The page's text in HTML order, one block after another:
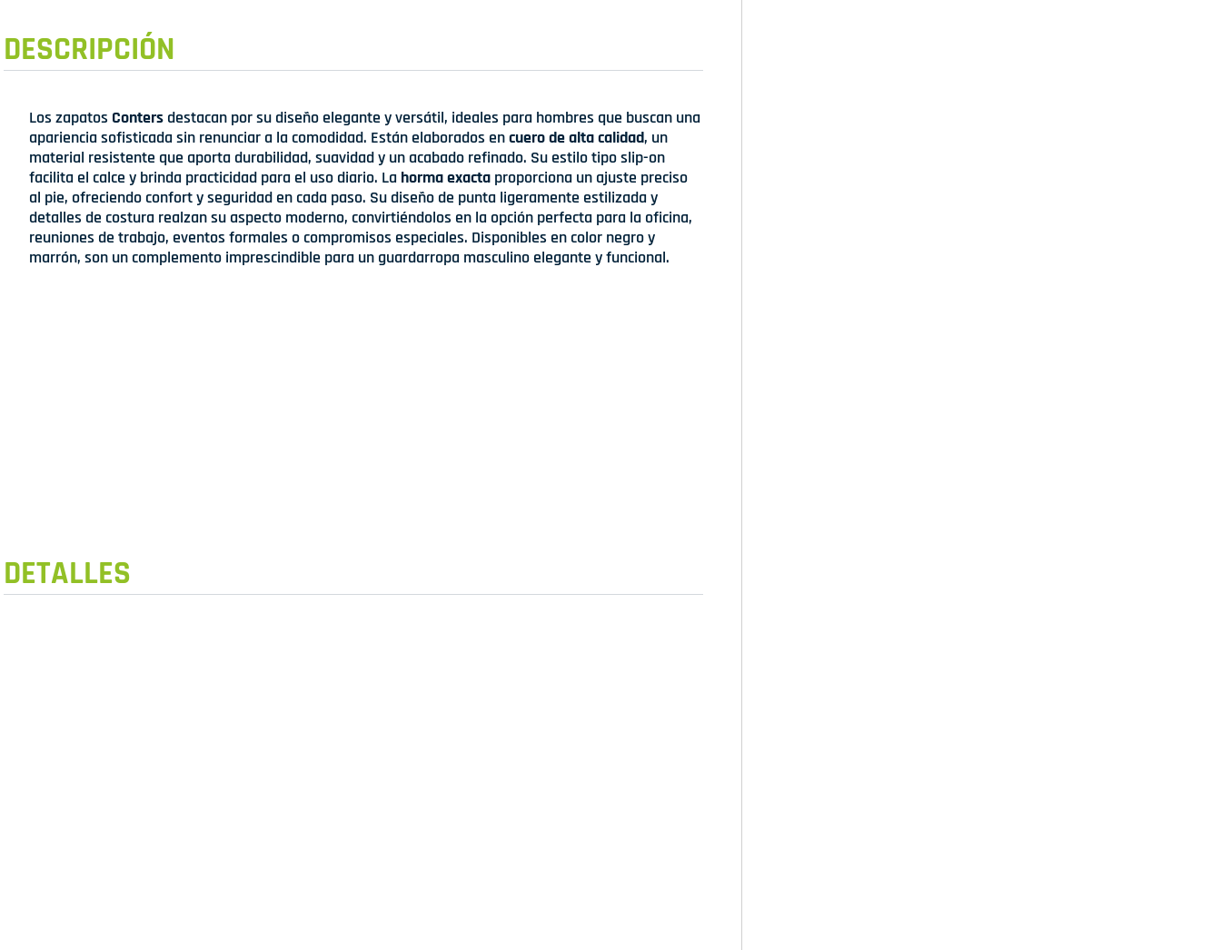
DESCRIPCIÓN
Los zapatos Conters destacan por su diseño elegante y versátil, ideales para hombres que buscan una
apariencia sofisticada sin renunciar a la comodidad. Están elaborados encuero de alta calidad, un
material resistente que aporta durabilidad, suavidad y un acabado refinado. Su estilo tipo slip-on
facilita el calce y brinda practicidad para el uso diario. La horma exacta proporciona un ajuste preciso
al pie, ofreciendo confort y seguridad en cada paso. Su diseño de punta ligeramente estilizada y
detalles de costura realzan su aspecto moderno, convirtiéndolos en la opción perfecta para la oficina,
reuniones de trabajo, eventos formales o compromisos especiales. Disponibles en color negro y
marrón, son un complemento imprescindible para un guardarropa masculino elegante y funcional.
DETALLES